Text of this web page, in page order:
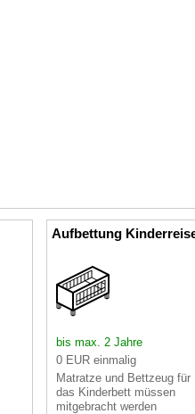
Aufbettung
bis max. 2 Jahre
0 EUR einmalig
Matratze und Bettzeug für
das Kinderbett müssen
mitgebracht werden